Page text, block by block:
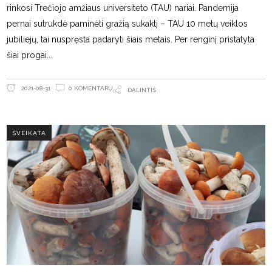
rinkosi Trečiojo amžiaus universiteto (TAU) nariai. Pandemija
pernai sutrukdė paminėti gražią sukaktį – TAU 10 metų veiklos
jubiliejų, tai nuspręsta padaryti šiais metais. Per renginį pristatyta
šiai progai
2021-08-31 0 KOMENTARŲ DALINTIS
SVEIKATA